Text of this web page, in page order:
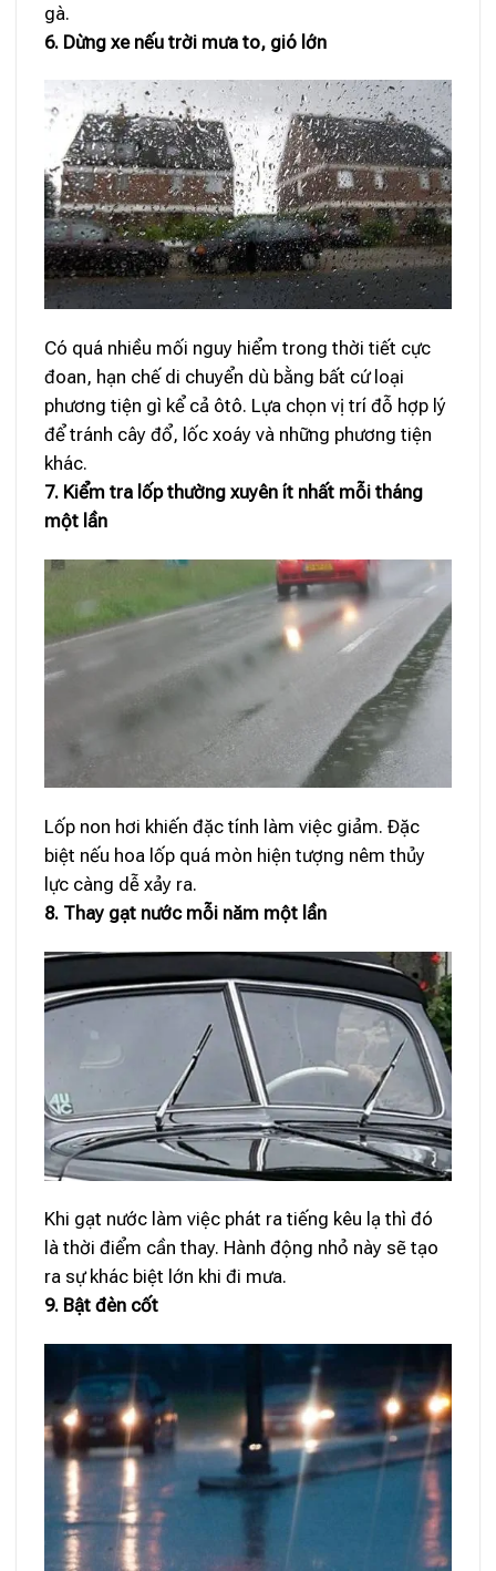
gà.
6. Dừng xe nếu trời mưa to, gió lớn
Có quá nhiều mối nguy hiểm trong thời tiết cực
đoan, hạn chế di chuyển dù bằng bất cứ loại
phương tiện gì kể cả ôtô. Lựa chọn vị trí đỗ hợp lý
để tránh cây đổ, lốc xoáy và những phương tiện
khác.
7. Kiểm tra lốp thường xuyên ít nhất mỗi tháng
một lần
Lốp non hơi khiến đặc tính làm việc giảm. Đặc
biệt nếu hoa lốp quá mòn hiện tượng nêm thủy
lực càng dễ xảy ra.
8. Thay gạt nước mỗi năm một lần
Khi gạt nước làm việc phát ra tiếng kêu lạ thì đó
là thời điểm cần thay. Hành động nhỏ này sẽ tạo
ra sự khác biệt lớn khi đi mưa.
9. Bật đèn cốt